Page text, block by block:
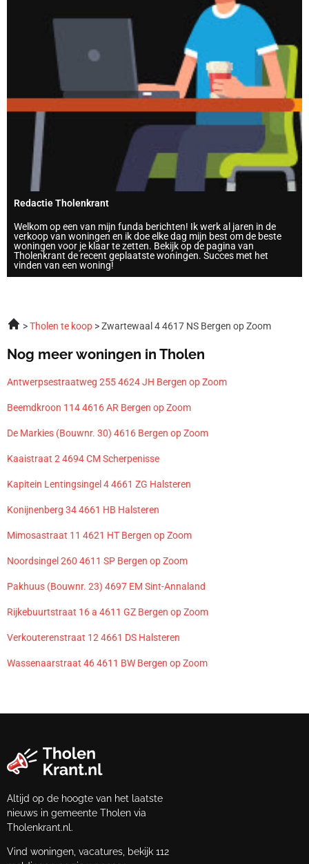
Redactie Tholenkrant
Welkom op een van mijn funda berichten! Ik werk al jaren in de
verkoop van woningen en ik doe elke dag mijn best om de beste
woningen voor je klaar te zetten. Bekijk op de pagina van
Tholenkrant de recent geplaatste woningen. Succes met het
vinden van een woning!
Tholen te koop Zwartewaal 4 4617 NS Bergen op Zoom
Nog meer woningen in Tholen
Antwerpsestraatweg 255 4624 JH Bergen op Zoom
Beemdkroon 114 4616 AR Bergen op Zoom
De Markies (Bouwnr. 30) 4616 Bergen op Zoom
Kaaistraat 2 4694 CM Scherpenisse
Kapitein Lentingsingel 4 4661 ZG Halsteren
Konijnenberg 34 4661 HB Halsteren
Mimosastraat 11 4621 HT Bergen op Zoom
Noordsingel 260 4611 SP Bergen op Zoom
Pakhuus (Bouwnr. 23) 4697 EM Sint-Annaland
Rijkebuurtstraat 16 a 4611 GZ Bergen op Zoom
Verkouterenstraat 12 4661 DS Halsteren
Wassenaarstraat 46 4611 BW Bergen op Zoom
Altijd op de hoogte van het laatste
nieuws in gemeente Tholen via
Tholenkrant.nl.
Vind woningen, vacatures, bekijk 112